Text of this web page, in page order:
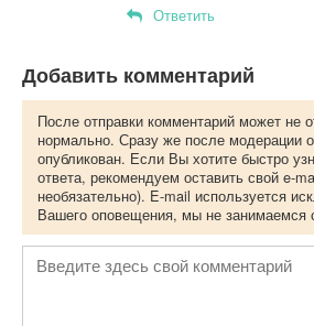
Ответить
Добавить комментарий
После отправки комментарий может не
нормально. Сразу же после модерации
опубликован. Если Вы хотите быстро
ответа, рекомендуем оставить свой e-
необязательно). E-mail используется
Вашего оповещения, мы не занимаемся